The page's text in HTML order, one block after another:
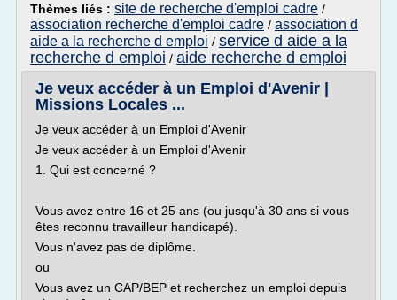
Thèmes liés : site de recherche d'emploi cadre /
association recherche d'emploi cadre / association d
aide a la recherche d emploi / service d aide a la
recherche d emploi / aide recherche d emploi
Je veux accéder à un Emploi d'Avenir |
Missions Locales ...
Je veux accéder à un Emploi d'Avenir
Je veux accéder à un Emploi d'Avenir
1. Qui est concerné ?
Vous avez entre 16 et 25 ans (ou jusqu'à 30 ans si vous
êtes reconnu travailleur handicapé).
Vous n'avez pas de diplôme.
ou
Vous avez un CAP/BEP et recherchez un emploi depuis